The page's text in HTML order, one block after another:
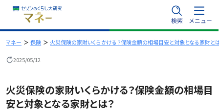
容
を
プ
検索 メニュー
マネー 保険 火災保険の家財いくらかける？保険金額の相場目安と対象となる家財と
2025/05/12
火災保険の家財いくらかける？保険金額の相場目
安と対象となる家財とは？